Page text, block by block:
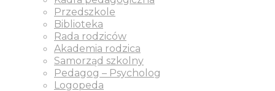
Przedszkole
Biblioteka
Rada rodziców
Akademia rodzica
Samorząd szkolny
Pedagog – Psycholog
Logopeda